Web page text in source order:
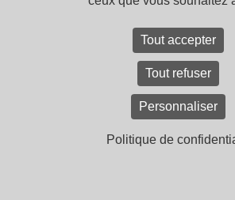
Tout accepter
Tout refuser
Personnaliser
Politique de